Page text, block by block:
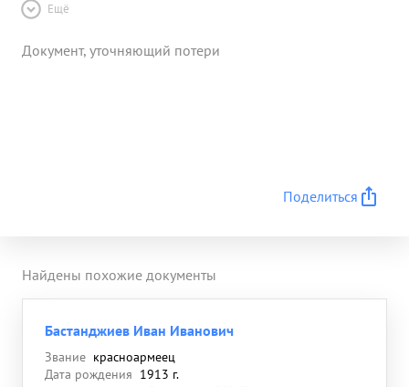
Ещё
Документ, уточняющий потери
Поделиться
Найдены похожие документы
Бастанджиев Иван Иванович
Звание красноармеец
Дата рождения 1913 г.